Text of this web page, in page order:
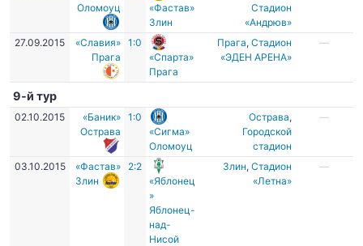
Оломоуц
«Фастав»
Злин
Стадион
«Андрюв»
27.09.2015
«Славия»
Прага
1:0
«Спарта»
Прага
Прага,Стадион
«ЭДЕН АРЕНА»
—
9-й тур
02.10.2015
«Баник»
Острава
1:0
«Сигма»
Оломоуц
Острава,
Городской
стадион
—
03.10.2015
«Фастав»
Злин
2:2
«Яблонец
»
Яблонец-
над-
Нисой
Злин,Cтадион
«Летна»
—